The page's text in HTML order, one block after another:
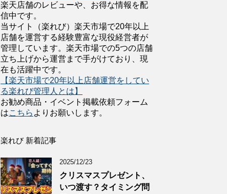
楽天店舗のレビューや、お得な情報を配
信中です。
当サイト（楽れび）楽天市場で20年以上
店舗を運営する経験豊富な現役経営者が
管理しています。楽天市場での5つの店舗
立ち上げから運営まで手がけており、現
在も活躍中です。
【楽天市場で20年以上店舗運営をしてい
る楽れび管理人とは】
お勧め商品・イベント掲載依頼フォーム
はこちら よりお願いします。
楽れび 新着記事
2025/12/23
クリスマスプレゼント、
いつ渡す？タイミング問